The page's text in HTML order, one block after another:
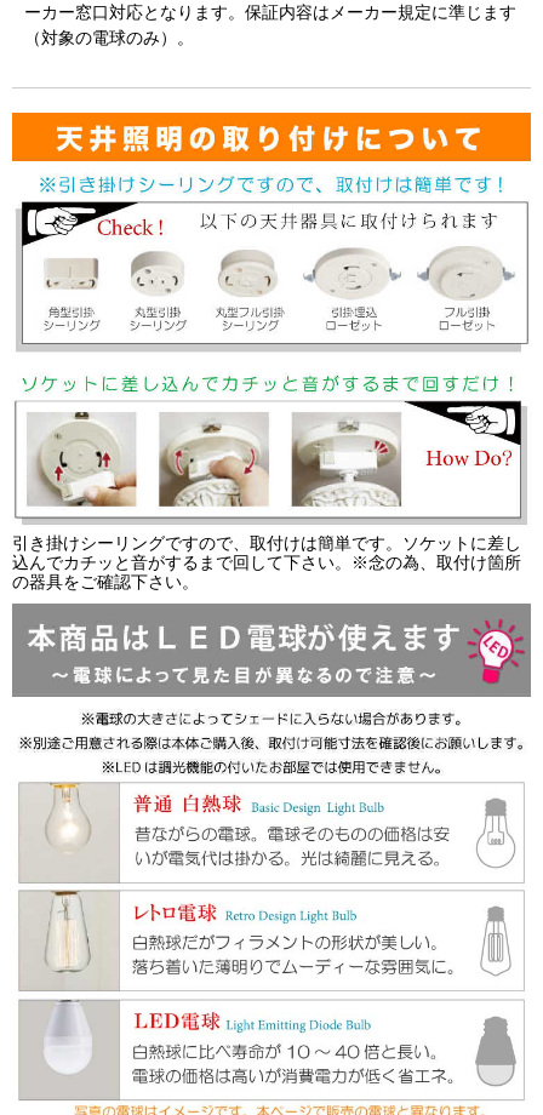
ーカー窓口対応となります。保証内容はメーカー規定に準じます
（対象の電球のみ）。
引き掛けシーリングですので、取付けは簡単です。ソケットに差し
込んでカチッと音がするまで回して下さい。※念の為、取付け箇所
の器具をご確認下さい。